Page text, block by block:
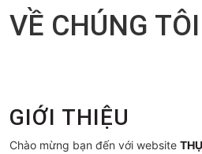
VỀ CHÚNG TÔI
GIỚI THIỆU
Chào mừng bạn đến với website